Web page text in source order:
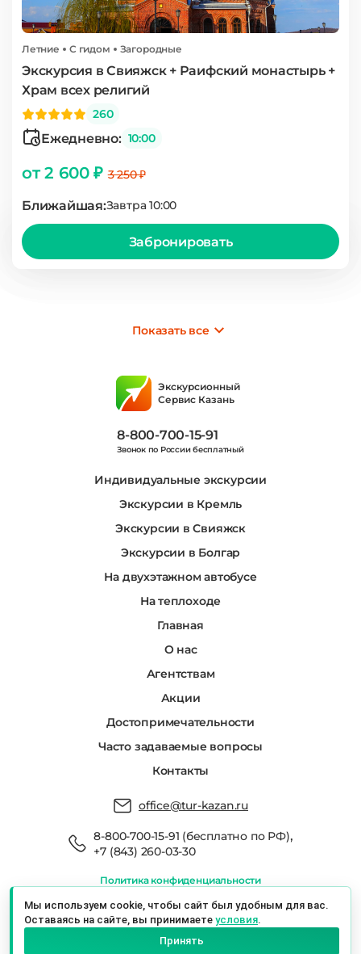
Мы используем cookie, чтобы сайт был удобным для вас.
Оставаясь на сайте, вы принимаете условия.
Принять
Летние С гидом Загородные
Экскурсия в Свияжск + Раифский монастырь +
Храм всех религий
260
Ежедневно: 10:00
от 2 600 ₽3 250 ₽
Ближайшая:Завтра 10:00
Забронировать
Показать все
Экскурсионный
Сервис Казань
8-800-700-15-91
Звонок по России бесплатный
Индивидуальные экскурсии
Экскурсии в Кремль
Экскурсии в Свияжск
Экскурсии в Болгар
На двухэтажном автобусе
На теплоходе
Главная
О нас
Агентствам
Акции
Достопримечательности
Часто задаваемые вопросы
Контакты
office@tur-kazan.ru
8-800-700-15-91 (бесплатно по РФ),
+7 (843) 260-03-30
Политика конфиденциальности
Мы в реестре туроператоров РТО 022666
Экскурсионный Сервис Казань © 2026 г.
Казань, ул. Баумана, 19